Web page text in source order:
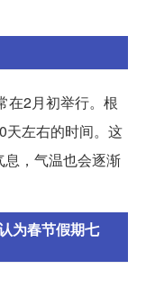
在2月初举行。根
天左右的时间。这
，气温也会逐渐
为春节假期七